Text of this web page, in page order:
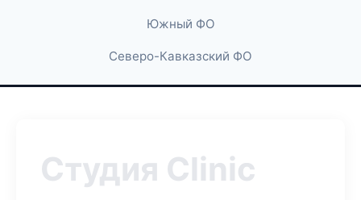
Южный ФО
Северо-Кавказский ФО
Студия Clinic